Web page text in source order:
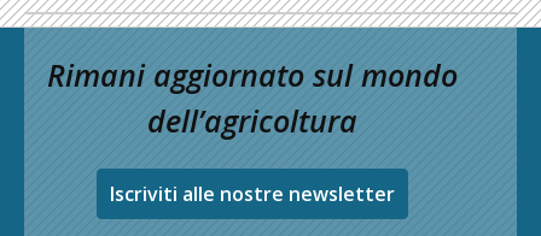
Rimani aggiornato sul mondo
dell’agricoltura
Iscriviti alle nostre newsletter